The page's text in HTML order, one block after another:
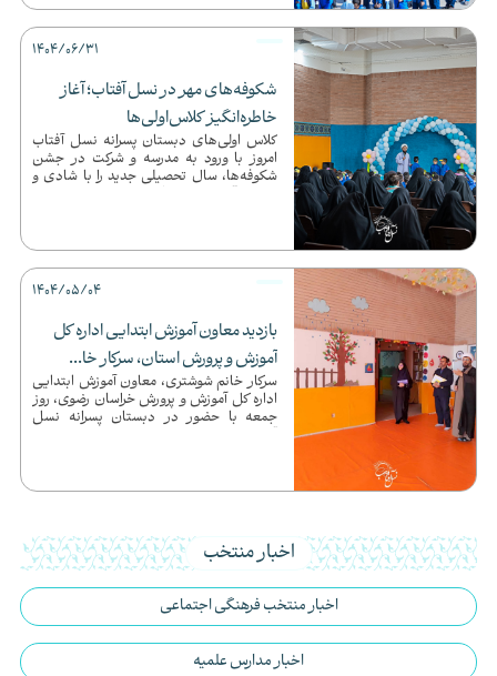
شکوفه‌های مهر در نسل آفتاب؛ آغاز
خاطره‌انگیز کلاس‌اولی‌ها
کلاس اولی‌های دبستان پسرانه نسل آفتاب
امروز با ورود به مدرسه و شرکت در جشن
شکوفه‌ها، سال تحصیلی جدید را با شادی و
1404/06/31
بازدید معاون آموزش ابتدایی اداره کل
آموزش و پرورش استان، سرکار خا...
سرکار خانم شوشتری، معاون آموزش ابتدایی
اداره کل آموزش و پرورش خراسان رضوی، روز
جمعه با حضور در دبستان پسرانه نسل
1404/05/04
اخبار منتخب
اخبار منتخب فرهنگی اجتماعی
اخبار مدارس علمیه